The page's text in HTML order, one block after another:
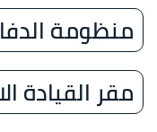
منظومة
مقر القيادة